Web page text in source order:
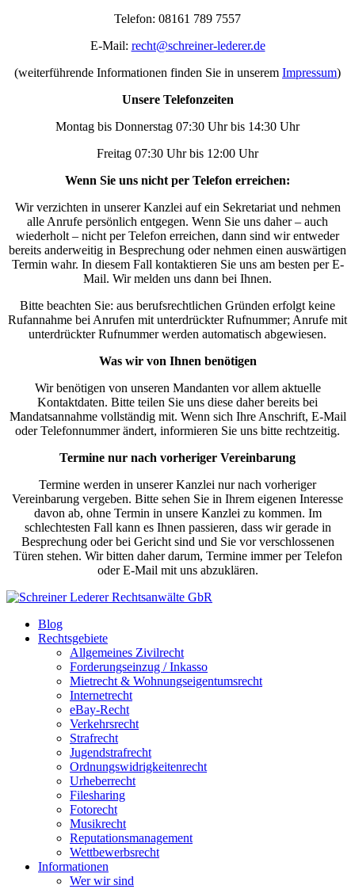
Telefon: 08161 789 7557
E-Mail: recht@schreiner-lederer.de
(weiterführende Informationen finden Sie in unserem Impressum)
Unsere Telefonzeiten
Montag bis Donnerstag 07:30 Uhr bis 14:30 Uhr
Freitag 07:30 Uhr bis 12:00 Uhr
Wenn Sie uns nicht per Telefon erreichen:
Wir verzichten in unserer Kanzlei auf ein Sekretariat und nehmen
alle Anrufe persönlich entgegen. Wenn Sie uns daher – auch
wiederholt – nicht per Telefon erreichen, dann sind wir entweder
bereits anderweitig in Besprechung oder nehmen einen auswärtigen
Termin wahr. In diesem Fall kontaktieren Sie uns am besten per E-
Mail. Wir melden uns dann bei Ihnen.
Bitte beachten Sie: aus berufsrechtlichen Gründen erfolgt keine
Rufannahme bei Anrufen mit unterdrückter Rufnummer; Anrufe mit
unterdrückter Rufnummer werden automatisch abgewiesen.
Was wir von Ihnen benötigen
Wir benötigen von unseren Mandanten vor allem aktuelle
Kontaktdaten. Bitte teilen Sie uns diese daher bereits bei
Mandatsannahme vollständig mit. Wenn sich Ihre Anschrift, E-Mail
oder Telefonnummer ändert, informieren Sie uns bitte rechtzeitig.
Termine nur nach vorheriger Vereinbarung
Termine werden in unserer Kanzlei nur nach vorheriger
Vereinbarung vergeben. Bitte sehen Sie in Ihrem eigenen Interesse
davon ab, ohne Termin in unsere Kanzlei zu kommen. Im
schlechtesten Fall kann es Ihnen passieren, dass wir gerade in
Besprechung oder bei Gericht sind und Sie vor verschlossenen
Türen stehen. Wir bitten daher darum, Termine immer per Telefon
oder E-Mail mit uns abzuklären.
Blog
Rechtsgebiete
Allgemeines Zivilrecht
Forderungseinzug / Inkasso
Mietrecht & Wohnungseigentumsrecht
Internetrecht
eBay-Recht
Verkehrsrecht
Strafrecht
Jugendstrafrecht
Ordnungswidrigkeitenrecht
Urheberrecht
Filesharing
Fotorecht
Musikrecht
Reputationsmanagement
Wettbewerbsrecht
Informationen
Wer wir sind